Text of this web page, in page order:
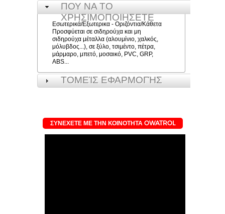
ΠΟΥ ΝΑ ΤΟ
ΧΡΗΣΙΜΟΠΟΙΗΣΕΤΕ
Εσωτερικά/Εξωτερικα - Οριζόντια/Κάθετα
Προσφύεται σε σιδηρούχα και μη
σιδηρούχα μέταλλα (αλουμίνιο, χαλκός,
μόλυβδος...), σε ξύλο, τσιμέντο, πέτρα,
μάρμαρο, μπετό, μοσαικό, PVC, GRP,
ABS...
ΤΟΜΕΊΣ ΕΦΑΡΜΟΓΉΣ
ΣΥΝΕΧΕΤΕ ΜΕ ΤΗΝ ΚΟΙΝΟΤΗΤΑ OWATROL